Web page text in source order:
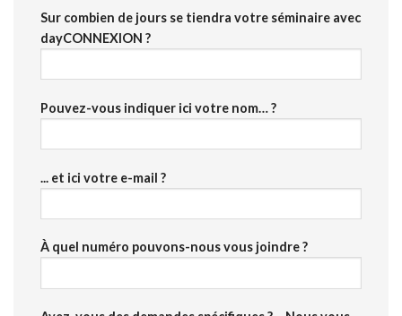
Sur combien de jours se tiendra votre séminaire avec
dayCONNEXION ?
Pouvez-vous indiquer ici votre nom… ?
... et ici votre e-mail ?
À quel numéro pouvons-nous vous joindre ?